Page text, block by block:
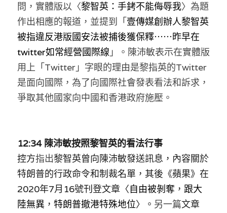
問，實體版以〈黎智英：手銬不能侮辱我〉為題
作出相應的報道，並提到「壹傳媒創辦人黎智英
被指違反港版國安法被捕後獲保釋⋯⋯昨早在
twitter如常經營國際線 」 。 陳沛敏表示在實體版
用上「Twitter」字眼的理由是黎指英的Twitter
是面向國際，為了向國際社會發表看法和訴求，
爭取其他國家向中國和香港政府施壓 。
12:34 陳沛敏按照黎智英的看法行事
控方指出黎智英曾向陳沛敏發送訊息，內容關於
特朗普的行政命令和制裁名單，其後《蘋果》在
2020年7月16號刊登文章〈自由被剝奪 ， 跟大
陸無異 ， 特朗普撤港特殊地位〉。 另一篇文章